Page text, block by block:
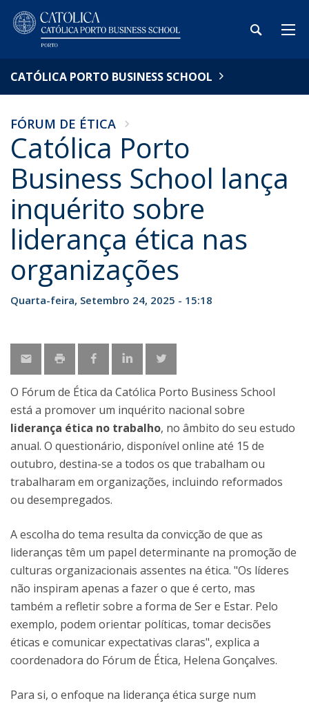
CATÓLICA PORTO BUSINESS SCHOOL
FÓRUM DE ÉTICA
Católica Porto
Business School lança
inquérito sobre
liderança ética nas
organizações
Quarta-feira, Setembro 24, 2025 - 15:18
O Fórum de Ética da Católica Porto Business School
está a promover um inquérito nacional sobre
liderança ética no trabalho, no âmbito do seu estudo
anual. O questionário, disponível online até 15 de
outubro, destina-se a todos os que trabalham ou
trabalharam em organizações, incluindo reformados
ou desempregados.
A escolha do tema resulta da convicção de que as
lideranças têm um papel determinante na promoção de
culturas organizacionais assentes na ética. "Os líderes
não inspiram apenas a fazer o que é certo, mas
também a refletir sobre a forma de Ser e Estar. Pelo
exemplo, podem orientar políticas, tomar decisões
éticas e comunicar expectativas claras", explica a
coordenadora do Fórum de Ética, Helena Gonçalves.
Para si, o enfoque na liderança ética surge num